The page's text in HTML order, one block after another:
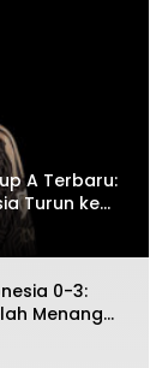
A Terbaru:
Turun ke
0-3:
Menang